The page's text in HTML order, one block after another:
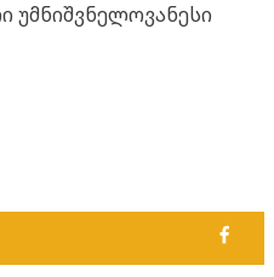
უმნიშვნელოვანესი